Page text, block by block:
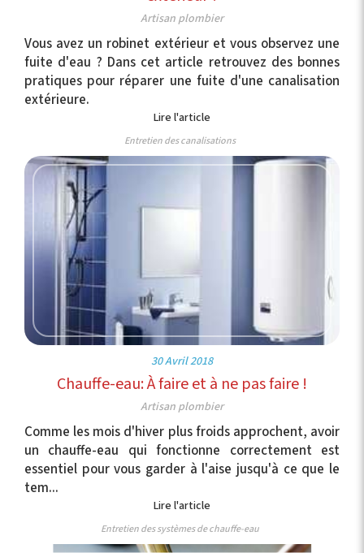
Artisan plombier
Vous avez un robinet extérieur et vous observez une
fuite d'eau ? Dans cet article retrouvez des bonnes
pratiques pour réparer une fuite d'une canalisation
extérieure.
Lire l'article
Entretien des canalisations
30 Avril 2018
Chauffe-eau: À faire et à ne pas faire !
Artisan plombier
Comme les mois d'hiver plus froids approchent, avoir
un chauffe-eau qui fonctionne correctement est
essentiel pour vous garder à l'aise jusqu'à ce que le
tem...
Lire l'article
Entretien des systèmes de chauffe-eau